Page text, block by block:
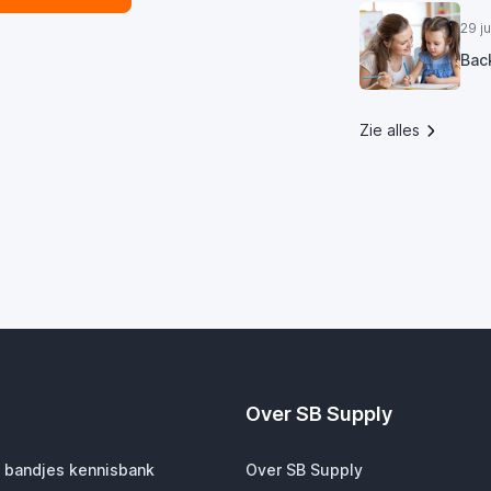
29
Zie alles
kennisbank
Over SB Supply
Over SB Supply